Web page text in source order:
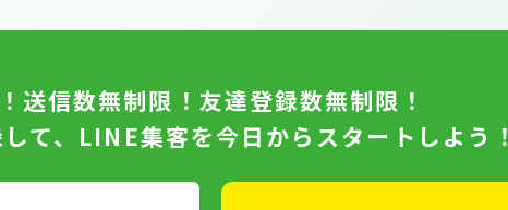
送信数無制限！友達登録数無制限！
て、LINE集客を今日からスタートしよう！